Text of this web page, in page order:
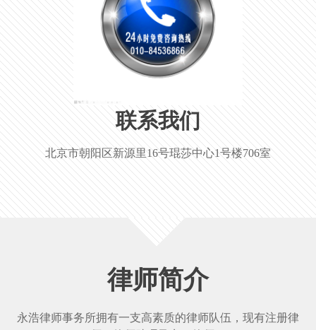
联系我们
北京市朝阳区新源里16号琨莎中心1号楼706室
律师简介
永浩律师事务所拥有一支高素质的律师队伍，现有注册律